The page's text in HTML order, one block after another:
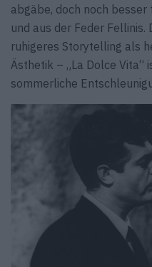
abgäbe, doch noch
und aus der Feder Fellinis.
ruhigeres Storytelling als
Ästhetik – „La Dolce
sommerliche